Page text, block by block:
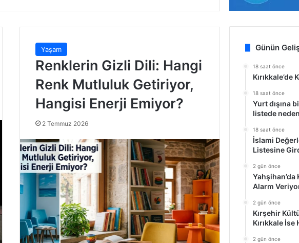
Yaşam
Renklerin Gizli Dili: Hangi
Renk Mutluluk Getiriyor,
Hangisi Enerji Emiyor?
2 Temmuz 2026
Günün
18 saat önce
18 saat önce
Yurt dışına
listede
18 saat önce
İslami
Listesine
2 gün önce
Alarm
2 gün önce
Kırşehir
Kırıkkale
2 gün önce